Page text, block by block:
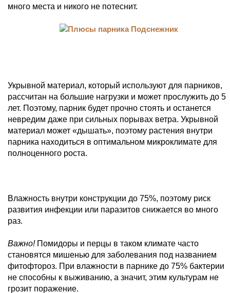
много места и никого не потеснит.
Укрывной материал, который используют для парников,
рассчитан на большие нагрузки и может прослужить до 5
лет. Поэтому, парник будет прочно стоять и останется
невредим даже при сильных порывах ветра. Укрывной
материал может «дышать», поэтому растения внутри
парника находиться в оптимальном микроклимате для
полноценного роста.
Влажность внутри конструкции до 75%, поэтому риск
развития инфекции или паразитов снижается во много
раз.
Важно! Помидоры и перцы в таком климате часто
становятся мишенью для заболевания под названием
фитофтороз. При влажности в парнике до 75% бактерии
не способны к выживанию, а значит, этим культурам не
грозит поражение.